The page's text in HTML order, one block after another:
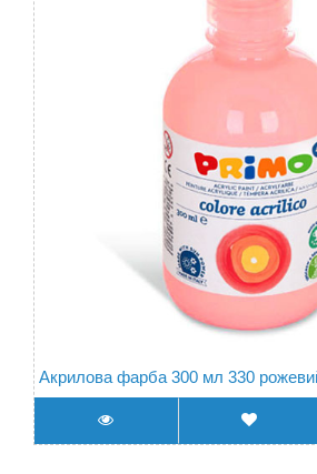
Акрилова фарба 300 мл 330